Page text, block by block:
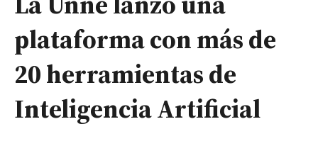
plataforma con más de
20 herramientas de
Inteligencia Artificial